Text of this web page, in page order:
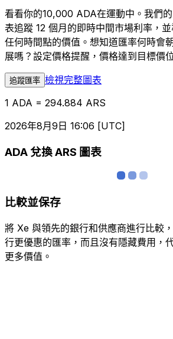
看看你的10,000 ADA在運動中。我們
表追蹤 12 個月的即時中間市場利率，
任何時間點的價值。想知道匯率何時會
展嗎？設定價格提醒，價格達到目標價
追蹤匯率 檢視完整圖表
1 ADA = 294.884 ARS
2026年8月9日 16:06 [UTC]
ADA 兌換 ARS 圖表
比較並保存
將 Xe 與領先的銀行和供應商進行比較
行更優惠的匯率，而且沒有隱藏費用，
更多價值。